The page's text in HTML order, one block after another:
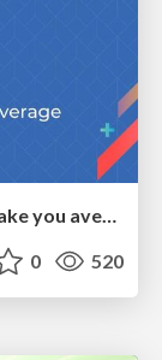
The SEO identity crisis: Don't let AI make you average
0 520